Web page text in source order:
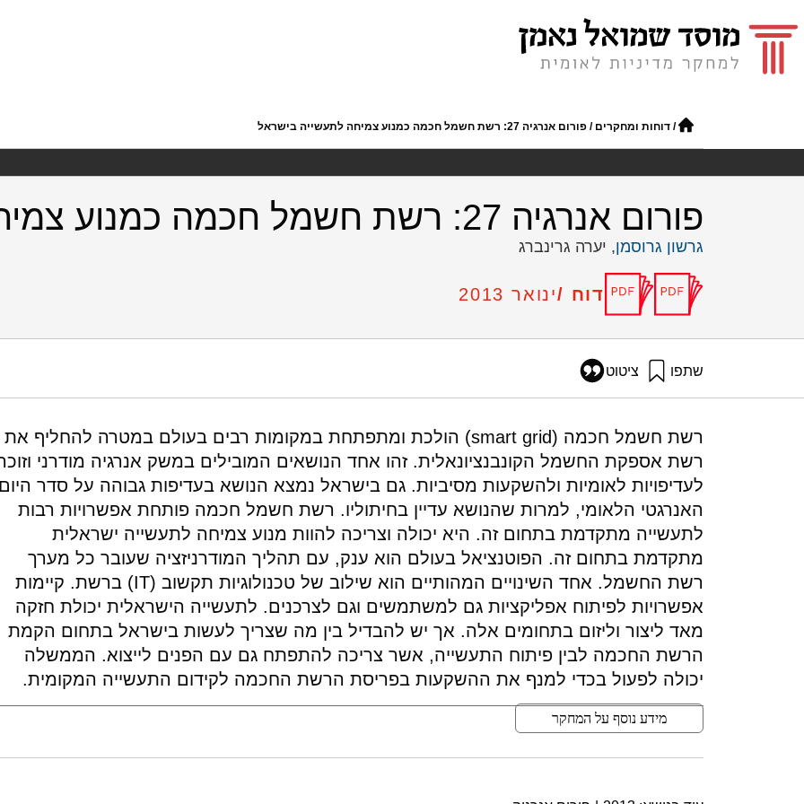
/ דוחות ומחקרים / פורום אנרגיה 27: רשת חשמל חכמה כמנוע צמיחה לתעשייה בישראל
פורום אנרגיה 27: רשת חשמל חכמה כמנוע צמיחה לתעשייה בישראל
גרשון גרוסמן, יערה גרינברג
דוח /ינואר 2013
שתפו ציטוט
רשת חשמל חכמה (smart grid) הולכת ומתפתחת במקומות רבים בעולם במטרה להחליף את
רשת אספקת החשמל הקונבנציונאלית. זהו אחד הנושאים המובילים במשק אנרגיה מודרני
לעדיפויות לאומיות ולהשקעות מסיביות. גם בישראל נמצא הנושא בעדיפות גבוהה על סדר
האנרגטי הלאומי, למרות שהנושא עדיין בחיתוליו. רשת חשמל חכמה פותחת אפשרויות רבות
לתעשייה מתקדמת בתחום זה. היא יכולה וצריכה להוות מנוע צמיחה לתעשייה ישראלית
מתקדמת בתחום זה. הפוטנציאל בעולם הוא ענק, עם תהליך המודרניזציה שעובר כל מערך
רשת החשמל. אחד השינויים המהותיים הוא שילוב של טכנולוגיות תקשוב (IT) ברשת. קיימות
אפשרויות לפיתוח אפליקציות גם למשתמשים וגם לצרכנים. לתעשייה הישראלית יכולת חזקה
מאד ליצור וליזום בתחומים אלה. אך יש להבדיל בין מה שצריך לעשות בישראל בתחום הקמת
הרשת החכמה לבין פיתוח התעשייה, אשר צריכה להתפתח גם עם הפנים לייצוא. הממשלה
יכולה לפעול בכדי למנף את ההשקעות בפריסת הרשת החכמה לקידום התעשייה המקומית.
מידע נוסף על המחקר